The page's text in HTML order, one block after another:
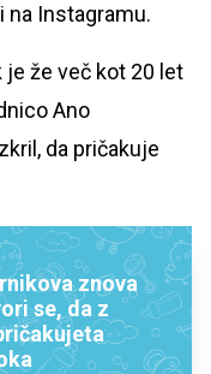
na Instagramu.
že več kot 20 let
Ano
da pričakuje
znova
se, da z